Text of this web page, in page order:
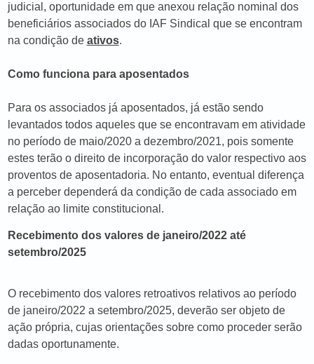
judicial, oportunidade em que anexou relação nominal dos
beneficiários associados do IAF Sindical que se encontram
na condição de ativos.
Como funciona para aposentados
Para os associados já aposentados, já estão sendo
levantados todos aqueles que se encontravam em atividade
no período de maio/2020 a dezembro/2021, pois somente
estes terão o direito de incorporação do valor respectivo aos
proventos de aposentadoria. No entanto, eventual diferença
a perceber dependerá da condição de cada associado em
relação ao limite constitucional.
Recebimento dos valores de janeiro/2022 até
setembro/2025
O recebimento dos valores retroativos relativos ao período
de janeiro/2022 a setembro/2025, deverão ser objeto de
ação própria, cujas orientações sobre como proceder serão
dadas oportunamente.